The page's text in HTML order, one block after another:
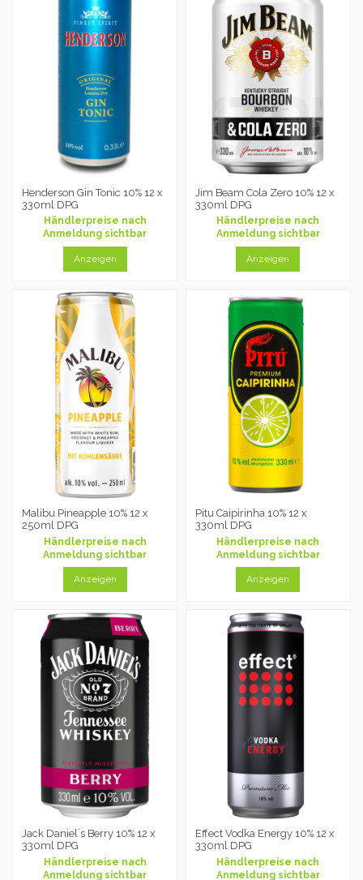
Henderson Gin Tonic 10% 12 x
330ml DPG
Händlerpreise nach
Anmeldung sichtbar
Anzeigen
Jim Beam Cola Zero 10% 12 x
330ml DPG
Händlerpreise nach
Anmeldung sichtbar
Anzeigen
Malibu Pineapple 10% 12 x
250ml DPG
Händlerpreise nach
Anmeldung sichtbar
Anzeigen
Pitu Caipirinha 10% 12 x
330ml DPG
Händlerpreise nach
Anmeldung sichtbar
Anzeigen
Jack Daniel´s Berry 10% 12 x
330ml DPG
Händlerpreise nach
Anmeldung sichtbar
Effect Vodka Energy 10% 12 x
330ml DPG
Händlerpreise nach
Anmeldung sichtbar